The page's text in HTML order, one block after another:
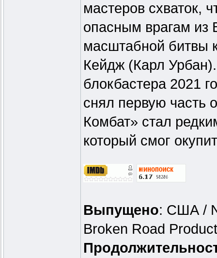
мастеров схваток,
опасным врагам из
масштабной битвы
Кейдж (Карл
блокбастера 2021
снял первую часть
Комбат» стал
который смог
Выпущено: США /
Broken Road